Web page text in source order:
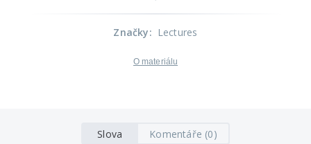
Značky: Lectures
O materiálu
Slova Komentáře (0)